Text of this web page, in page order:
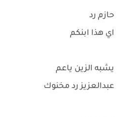
حازم رد
اي هذا ابنكم
يشبه الزين ياعم
عبدالعزيز رد مخنوك